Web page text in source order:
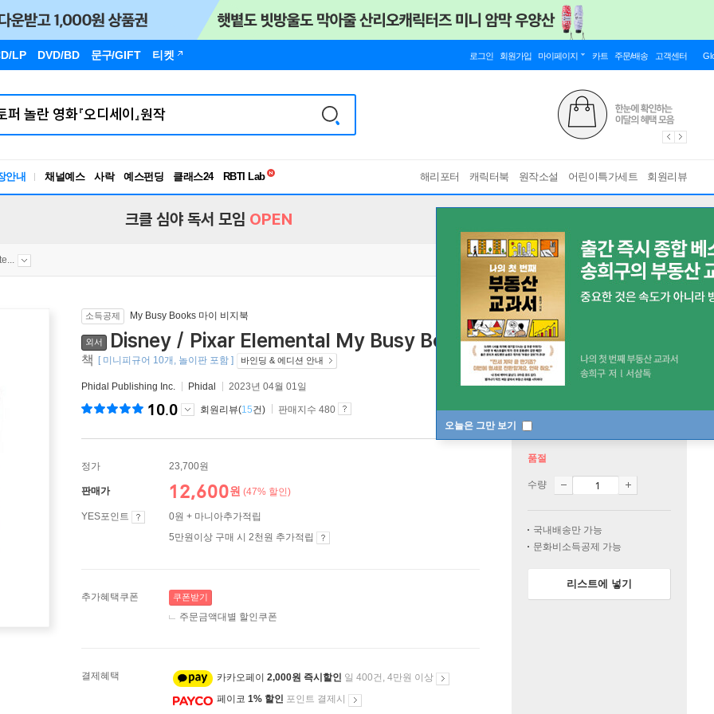
LP DVD/BD 문구/GIFT 티켓 로그인 회원가입 마이페이지 카트 주문/배송 고객센터
안내 채널예스 사락 예스펀딩 클래스24
독서유형검사
해리포터 캐릭터북 원작소설 어린이특가세트 회원리뷰
오늘은 그만 보기
크클 심야 독서 모임 OPEN
소득공제 My Busy Books 마이 비지북
외서 Disney / Pixar Elemental My Busy Books 디즈니 픽사 엘리멘탈 비지북 피규어
책
[ 미니피규어 10개, 놀이판 포함 ] 바인딩 & 에디션 안내
Phidal Publishing Inc. Phidal 2023년 04월 01일
10.0 회원리뷰(15건) 판매지수 480
정가 23,700원
판매가 12,600원 (47% 할인)
YES포인트
0원 + 마니아추가적립
5만원이상 구매 시 2천원 추가적립
추가혜택쿠폰 쿠폰받기
주문금액대별 할인쿠폰
결제혜택 카카오페이 2,000원 즉시할인 일 400건, 4만원 이상
페이코 1% 할인 포인트 결제시
품절
수량
국내배송만 가능
문화비소득공제 가능
리스트에 넣기